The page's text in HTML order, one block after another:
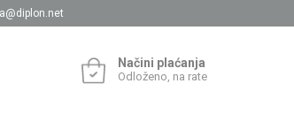
Načini plaćanja
Odloženo, na rate